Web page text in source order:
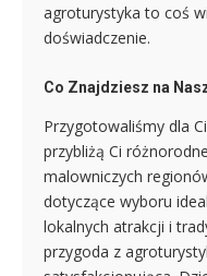
agroturystyka to coś
doświadczenie.
Co Znajdziesz na
Przygotowaliśmy dla
przybliżą Ci
malowniczych
dotyczące wyboru
lokalnych atrakcji i
przygoda z